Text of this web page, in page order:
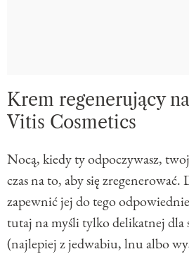
Krem regenerujący
Vitis Cosmetics
Nocą, kiedy ty odpoczywasz,
czas na to, aby się zregenerować.
zapewnić jej do tego
tutaj na myśli tylko delikatnej dla
(najlepiej z jedwabiu, lnu albo